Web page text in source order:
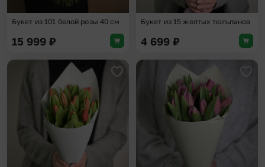
Букет из 101 белой розы 40 см
15 999 ₽
Букет из 15 желтых тюльпанов
4 699 ₽
Добавить в избранное